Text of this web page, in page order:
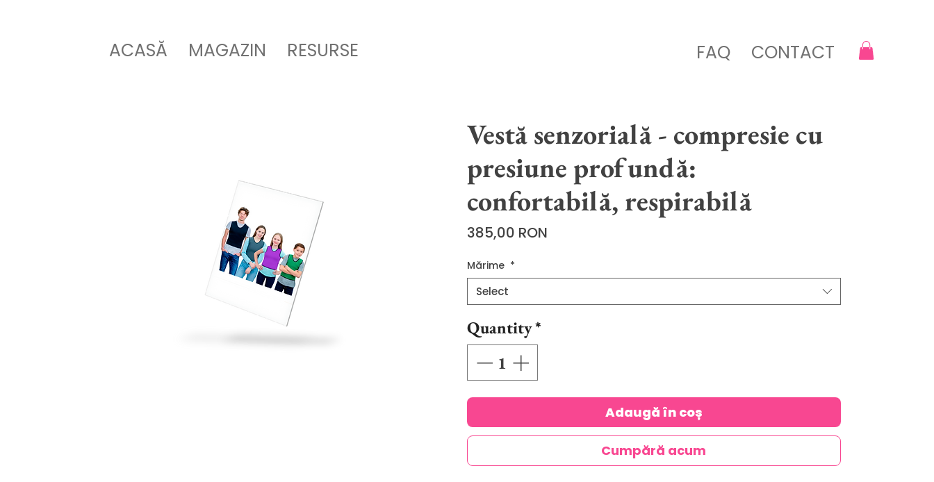
ACASĂ MAGAZIN RESURSE CONTACT
FAQ
Vestă senzorială - compresie cu
presiune profundă:
confortabilă, respirabilă
385,00 RON
Mărime *
Select
Quantity*
Adaugă în coș
Cumpără acum